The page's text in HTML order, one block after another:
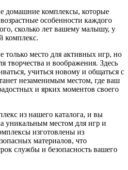
домашние комплексы, которые
особенности каждого
сколько лет вашему малышу, у
комплекс.
только место для активных игр, но
творчества и воображения. Здесь
учиться новому и общаться с
незаменимым местом, где ваш
и ярких моментов своего
из нашего каталога, и вы
уникальным местом для игр и
изготовлены из
материалов, что
службы и безопасность вашего